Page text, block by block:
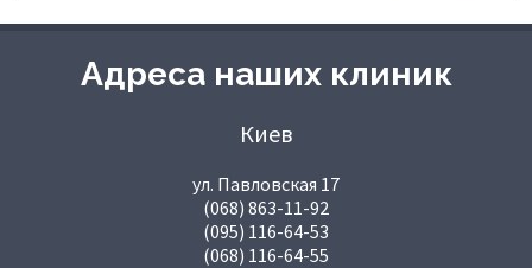
Адреса наших клиник
Киев
ул. Павловская 17
(068) 863-11-92
(095) 116-64-53
(068) 116-64-55